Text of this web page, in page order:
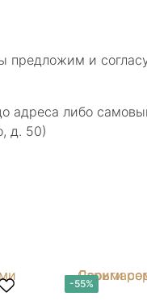
предложим и
либо
д. 50)
-55%